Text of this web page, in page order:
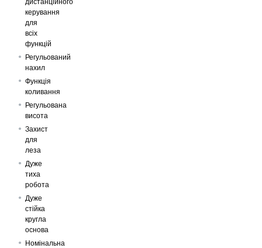
дистанційного
керування
для
всіх
функцій
Регульований
нахил
Функція
коливання
Регульована
висота
Захист
для
леза
Дуже
тиха
робота
Дуже
стійка
кругла
основа
Номінальна